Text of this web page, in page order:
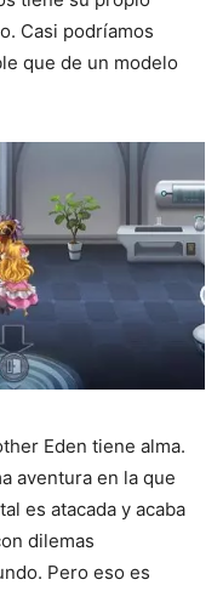
Casi podríamos
que de un modelo
Eden tiene alma.
aventura en la que
es atacada y acaba
dilemas
Pero eso es